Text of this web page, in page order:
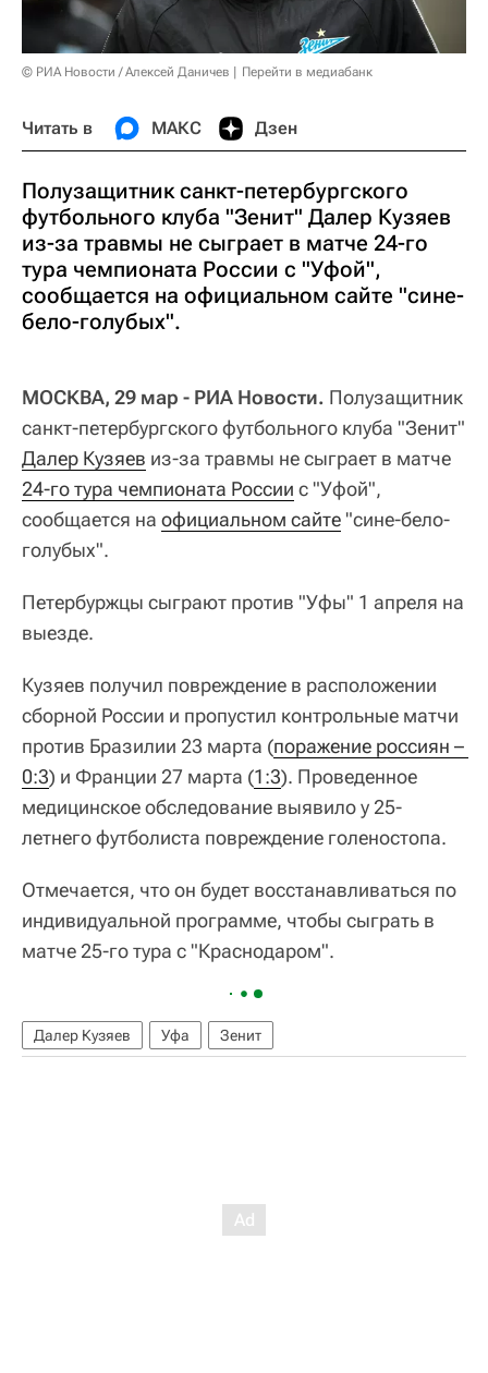
© РИА Новости / Алексей Даничев Перейти в медиабанк
Читать в МАКС Дзен
Полузащитник санкт-петербургского
футбольного клуба "Зенит" Далер Кузяев
из-за травмы не сыграет в матче 24-го
тура чемпионата России с "Уфой",
сообщается на официальном сайте "сине-
бело-голубых".
МОСКВА, 29 мар - РИА Новости. Полузащитник
санкт-петербургского футбольного клуба "Зенит"
Далер Кузяев из-за травмы не сыграет в матче
24-го тура чемпионата России с "Уфой",
сообщается на официальном сайте "сине-бело-
голубых".
Петербуржцы сыграют против "Уфы" 1 апреля на
выезде.
Кузяев получил повреждение в расположении
сборной России и пропустил контрольные матчи
против Бразилии 23 марта (поражение россиян –
0:3) и Франции 27 марта (1:3). Проведенное
медицинское обследование выявило у 25-
летнего футболиста повреждение голеностопа.
Отмечается, что он будет восстанавливаться по
индивидуальной программе, чтобы сыграть в
матче 25-го тура с "Краснодаром".
Далер Кузяев Уфа Зенит